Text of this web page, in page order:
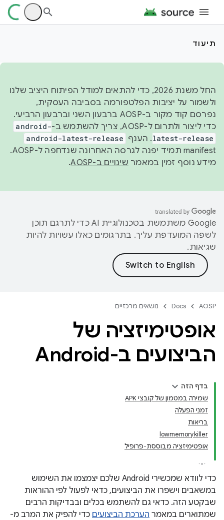
תיעוד
החל משנת 2026, כדי להתאים למודל הפיתוח היציב שלנו
ולשמור על יציבות הפלטפורמה בסביבה העסקית,
נפרסם קוד מקור ב-AOSP ברבעון השני וברבעון הרביעי.
כדי ליצור ולתרום ל-AOSP, צריך להשתמש ב-
android-
latest-release. הענף android-latest-release
manifest תמיד יפנה לגרסה האחרונה שנדחפה ל-AOSP.
מידע נוסף זמין במאמר שינויים ב-AOSP .
‫Google משתמשת בטכנולוגיית AI כדי לתרגם תוכן
לשפה המועדפת עליך. בתרגומים כאלו עשויות להיות
שגיאות.
AOSP
Docs נושאים מרכזיים
אופטימיזציה של
הביצועים ב-Android
בדף הזה
שמירה במטמון של קובצי APK
זמני הפעלה
בריאות
lowmemorykiller
אופטימיזציה מבוססת-פרופיל
כדי לוודא שמכשירי Android שלכם יצמצמו את השימוש
במשאבים וישפרו את הביצועים, כדאי לפעול לפי ההוראות
שבקטע הזה. כדאי גם להשתמש בכלים ובבדיקות הרבים
שמתוארים במאמר הערכת הביצועים כדי להפיק את המרב מ-